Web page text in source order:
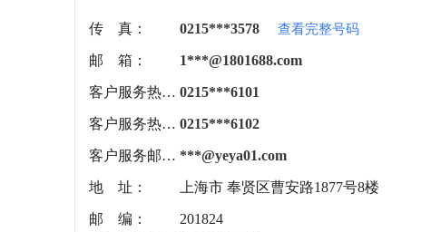
传 真： 0215***3578 查看完整号码
邮 箱： 1***@1801688.com
客户服务热线： 0215***6101
客户服务热线： 0215***6102
客户服务邮箱： ***@yeya01.com
地 址： 上海市 奉贤区曹安路1877号8楼
邮 编： 201824